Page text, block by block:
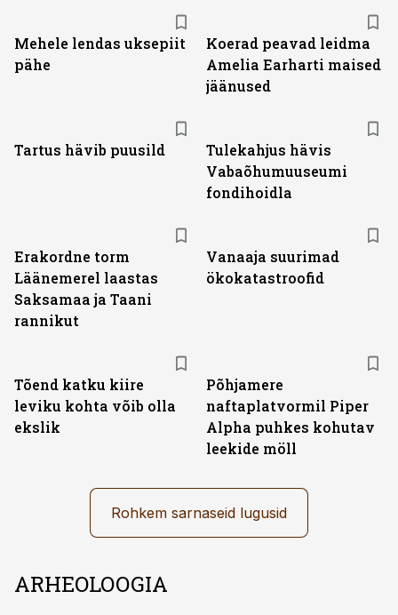
Mehele lendas uksepiit
pähe
Koerad peavad leidma
Amelia Earharti maised
jäänused
Tartus hävib puusild
Tulekahjus hävis
Vabaõhumuuseumi
fondihoidla
Erakordne torm
Läänemerel laastas
Saksamaa ja Taani
rannikut
Vanaaja suurimad
ökokatastroofid
Tõend katku kiire
leviku kohta võib olla
ekslik
Põhjamere
naftaplatvormil Piper
Alpha puhkes kohutav
leekide möll
Rohkem sarnaseid lugusid
ARHEOLOOGIA